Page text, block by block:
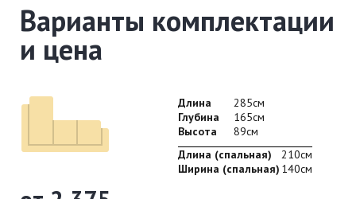
Варианты комплектации
и цена
Длина
285см
Глубина
165см
Высота
89см
Длина (спальная)
210см
Ширина (спальная) 140см